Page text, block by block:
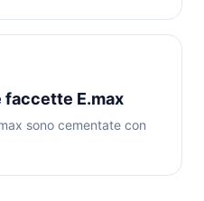
faccette E.max
sono cementate con